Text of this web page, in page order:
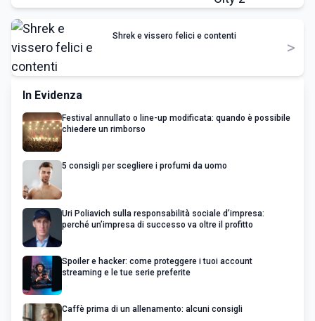
Shrek e vissero felici e contenti
>
In Evidenza
Festival annullato o line-up modificata: quando è possibile
chiedere un rimborso
5 consigli per scegliere i profumi da uomo
Uri Poliavich sulla responsabilità sociale d’impresa:
perché un’impresa di successo va oltre il profitto
Spoiler e hacker: come proteggere i tuoi account
streaming e le tue serie preferite
Caffè prima di un allenamento: alcuni consigli